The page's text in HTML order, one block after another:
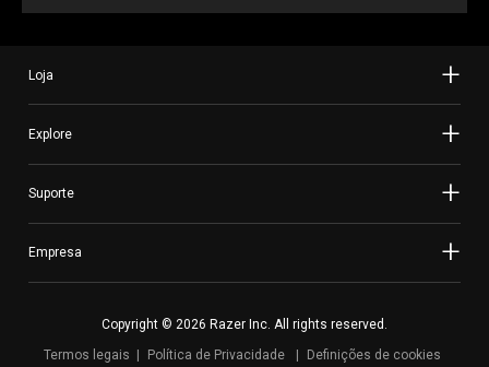
Loja
Explore
Suporte
Empresa
Copyright © 2026 Razer Inc. All rights reserved.
Termos legais
Política de Privacidade Definições de cookies